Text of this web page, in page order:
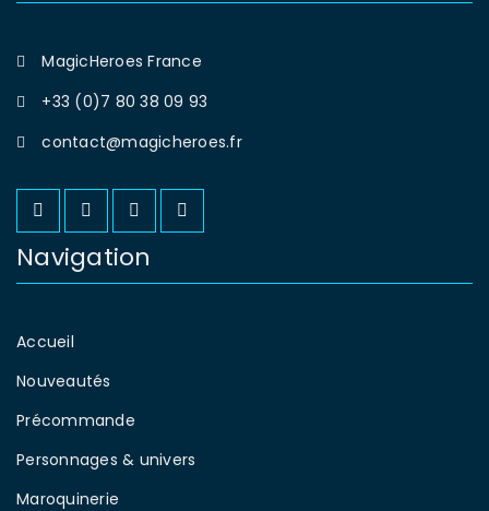
ou e-mail*
MagicHeroes France
+33 (0)7 80 38 09 93
contact@magicheroes.fr
Navigation
Accueil
Nouveautés
Précommande
Personnages & univers
Maroquinerie